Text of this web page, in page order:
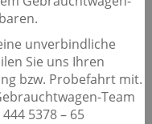
unverbindliche
Sie uns Ihren
bzw. Probefahrt mit.
Team
5378 – 65